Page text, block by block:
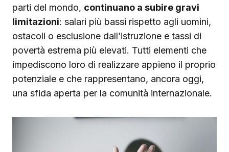
parti del mondo, continuano a subire gravi
limitazioni: salari più bassi rispetto agli uomini,
ostacoli o esclusione dall’istruzione e tassi di
povertà estrema più elevati. Tutti elementi che
impediscono loro di realizzare appieno il proprio
potenziale e che rappresentano, ancora oggi,
una sfida aperta per la comunità internazionale.